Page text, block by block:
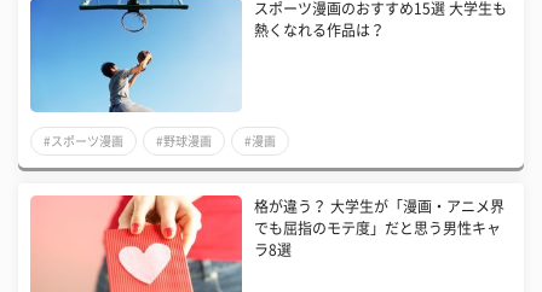
スポーツ漫画のおすすめ15選 大学生も
熱くなれる作品は？
#スポーツ漫画 #野球漫画 #漫画
格が違う？ 大学生が「漫画・アニメ界
でも屈指のモテ度」だと思う男性キャ
ラ8選